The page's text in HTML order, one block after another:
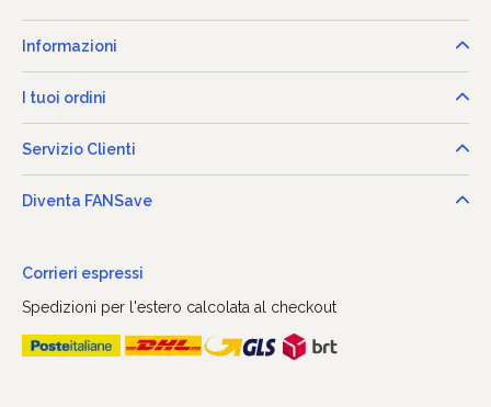
Informazioni
I tuoi ordini
Servizio Clienti
Diventa FANSave
Corrieri espressi
Spedizioni per l'estero calcolata al checkout